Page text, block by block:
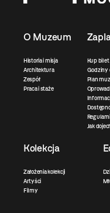
O Muzeum
Historia i misja
Architektura
Zespół
Praca i staże
Kup bilet
Godziny
Plan
Jak
Kolekcja
Założenia kolekcji
Artyści
Filmy